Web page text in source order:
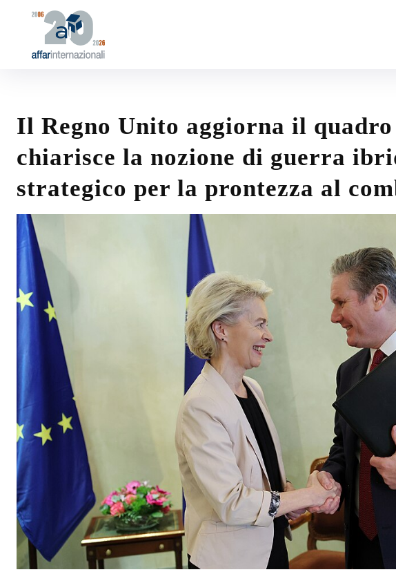
Il Regno Unito aggiorna il quadro
chiarisce la nozione di guerra
strategico per la prontezza al